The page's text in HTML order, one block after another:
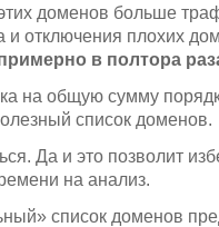
доменов больше
и отключения плохих
в полтора
на общую сумму
список доменов.
Да и это позволит
на анализ.
список доменов